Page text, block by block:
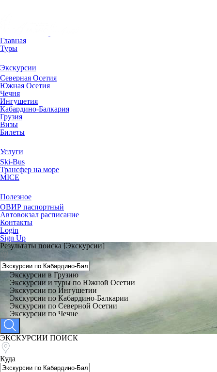
Главная
Туры
Экскурсии
Северная Осетия
Южная Осетия
Чечня
Ингушетия
Кабардино-Балкария
Грузия
Визы
Билеты
Услуги
Ski-Bus
Трансфер на море
MICE
Полезное
ОВИР паспортный
Автовокзал расписание
Контакты
Login
Sign Up
Результаты поиска [Экскурсии]
Экскурсии в Грузию
Экскурсии и туры по Южной Осетии
Экскурсии по Ингушетии
Экскурсии по Кабардино-Балкарии
Экскурсии по Северной Осетии
Экскурсии по Чечне
ЭКСКУРСИИ ПОИСК
Куда